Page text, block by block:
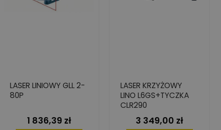
LASER LINIOWY GLL 2-
80P
Cena
1 836,39 zł
LASER KRZYŻOWY
LINO L6GS+TYCZKA
CLR290
Cena
3 349,00 zł